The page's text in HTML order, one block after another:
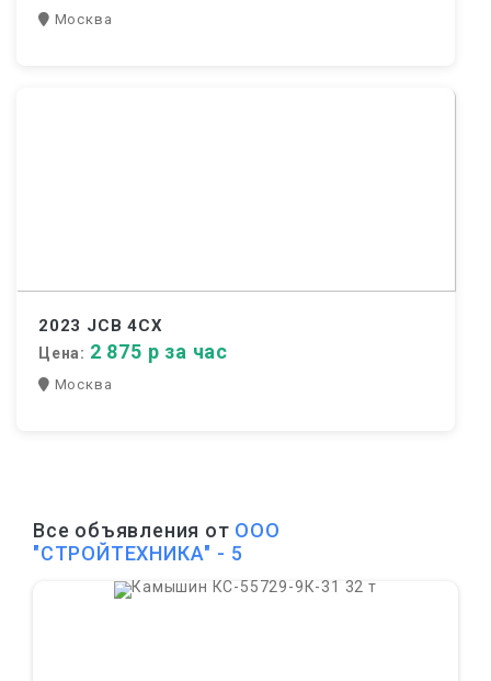
Москва
2023 JCB 4CX
Цена: 2 875 р за час
Москва
Все объявления от ООО
"СТРОЙТЕХНИКА" - 5